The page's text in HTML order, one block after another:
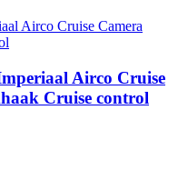
Airco Cruise
Cruise control